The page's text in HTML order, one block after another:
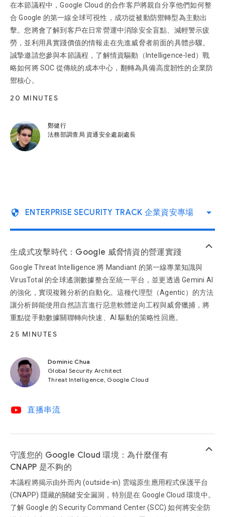
在本節議程中，Google Cloud 的合作客戶將親自分享他們如何整
合 Google 的第一線全球可視性，成功從被動防禦轉型為主動出
擊。您將會了解到客戶在日常營運中消除安全盲點、減輕警示疲
勞，並利用具實踐價值的情報走在先進威脅者前面的具體步驟。
誠摯邀請您參與本節議程，了解情資驅動（Intelligence-led）戰
略如何將 SOC 從傳統的成本中心，翻轉為具備高度韌性的企業防
禦核心。
20 MINUTES
鄭健行
法務部調查局 資通安全處副處長
security ENTERPRISE SECURITY TRACK 企業資安專場 arrow_drop_down
生成式攻擊時代：Google 威脅情資的營運實踐
Google Threat Intelligence 將 Mandiant 的第一線專業知識與
VirusTotal 的全球遙測數據整合至統一平台，並更透過 Gemini AI
的強化，實現複雜分析的自動化。這種代理型（Agentic）的方法
讓分析師能使用自然語言進行惡意軟體逆向工程與威脅獵捕，將
重點從手動數據關聯轉向快速、AI 驅動的策略性回應。
25 MINUTES
Dominic Chua
Global Security Architect
Threat Intelligence, Google Cloud
video_youtube 直播串流
keyboard_arrow_up
守護您的 Google Cloud 環境：為什麼僅有
CNAPP 是不夠的
本議程將揭示由外而內 (outside-in) 雲端原生應用程式保護平台
(CNAPP) 隱藏的關鍵安全漏洞，特別是在 Google Cloud 環境中。
了解 Google 的 Security Command Center (SCC) 如何將安全防
keyboard_arrow_up